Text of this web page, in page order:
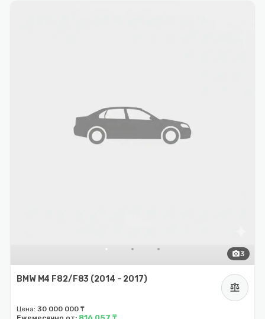
photo_camera3
BMW M4 F82/F83 (2014 – 2017)
balance
Цена: 30 000 000 ₸